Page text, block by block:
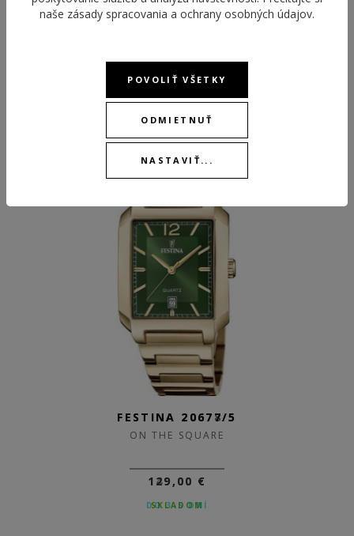
ODPORÚČANÉ PRODUKTY
FESTINA 20677/5
ON THE SQUARE
129,00 €
SKLADOM
naše zásady spracovania a ochrany osobných údajov.
POVOLIŤ VŠETKY
ODMIETNUŤ
NASTAVIŤ...